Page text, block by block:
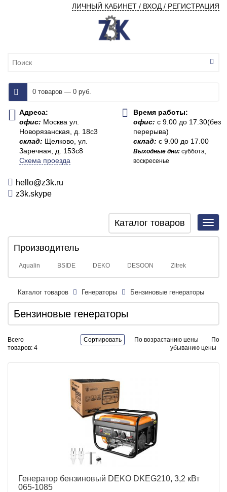
ЛИЧНЫЙ КАБИНЕТ / ВХОД / РЕГИСТРАЦИЯ
0 товаров — 0 руб.
Адреса:
офис: Москва ул.
Новорязанская, д. 18с3
склад: Щелково, ул.
Заречная, д. 153с8
Схема проезда
Время работы:
офис:с 9.00 до 17.30(без
перерыва)
склад:с 9.00 до 17.00
Выходные дни:суббота,
воскресенье
hello@z3k.ru
z3k.skype
Каталог товаров
Производитель
Aqualin BSIDE DEKO DESOON Zitrek
Каталог товаров Генераторы Бензиновые генераторы
Бензиновые генераторы
Всего
товаров: 4
Сортировать По возрастанию цены
По
убыванию цены
Генератор бензиновый DEKO DKEG210, 3,2 кВт
065-1085